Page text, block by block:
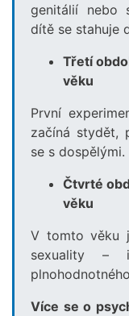
genitálií nebo
dítě se stahuje
Třetí
věku
První
začíná stydět,
se s dospělými.
Čtvrté
věku
V tomto věku
sexuality –
Více se o